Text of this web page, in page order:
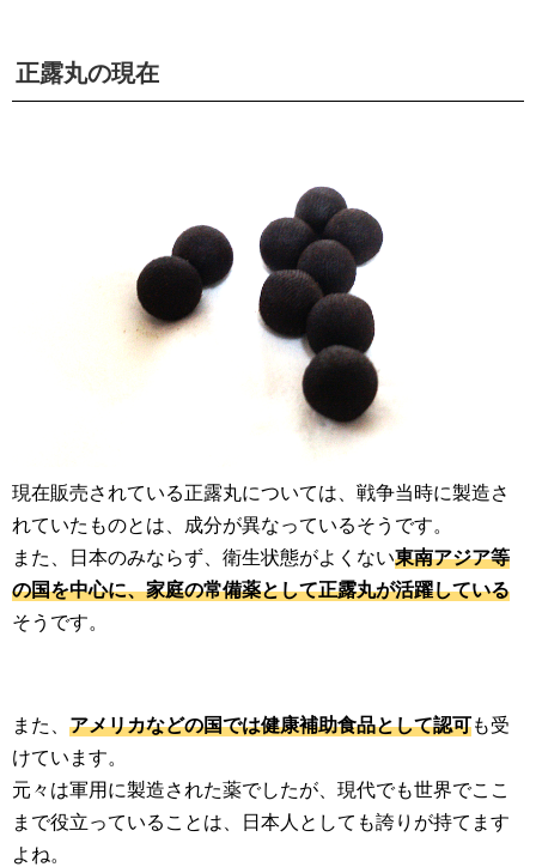
正露丸の現在
現在販売されている正露丸については、戦争当時に製造さ
れていたものとは、成分が異なっているそうです。
また、日本のみならず、衛生状態がよくない東南アジア等
の国を中心に、家庭の常備薬として正露丸が活躍している
そうです。
また、 アメリカなどの国では健康補助食品として認可も受
けています。
元々は軍用に製造された薬でしたが、現代でも世界でここ
まで役立っていることは、日本人としても誇りが持てます
よね。